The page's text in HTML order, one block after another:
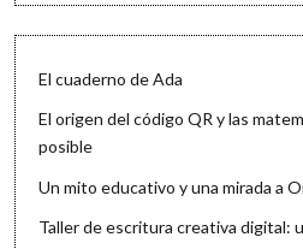
El cuaderno de Ada
El origen del código QR y las
posible
Un mito educativo y una mirada a
Taller de escritura creativa digital: